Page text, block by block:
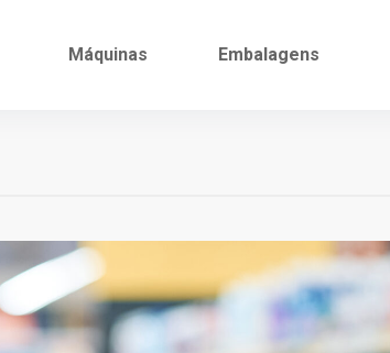
Máquinas Embalagens